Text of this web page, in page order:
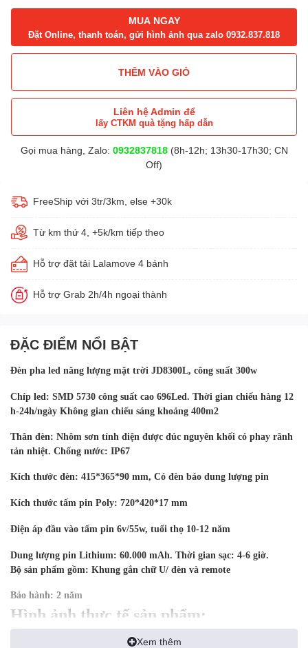
MUA NGAY
Đặt Online, thanh toán, gửi hình ảnh qua zalo 0932.837.818
THÊM VÀO GIỎ
Liên hệ Admin để
lấy CTKM quà tặng hấp dẫn
Gọi mua hàng, Zalo: 0932837818(8h-12h; 13h30-17h30; CN
Off)
FreeShip với 3tr/3km, else +30k
Từ km thứ 4, +5k/km tiếp theo
Hỗ trợ đặt tải Lalamove 4 bánh
Hỗ trợ Grab 2h/4h ngoại thành
ĐẶC ĐIỂM NỔI BẬT
Đèn pha led năng lượng mặt trời JD8300L, công suất 300w
Chíp led: SMD 5730 công suất cao 696Led. Thời gian chiếu hàng 12
h-24h/ngày Không gian chiếu sáng khoảng 400m2
Thân đèn: Nhôm sơn tỉnh điện được đúc nguyên khối có phay rãnh
tản nhiệt. Chống nước: IP67
Kích thước đèn: 415*365*90 mm, Có đèn báo dung lượng pin
Kích thước tấm pin Poly: 720*420*17 mm
Điện áp đầu vào tấm pin 6v/55w, tuổi thọ 10-12 năm
Dung lượng pin Lithium: 60.000 mAh. Thời gian sạc: 4-6 giờ.
Bộ sản phẩm gồm: Khung gắn chữ U/ đèn và remote
Bảo hành: 2 năm
Hình ảnh thực tế sản phẩm:
Xem thêm